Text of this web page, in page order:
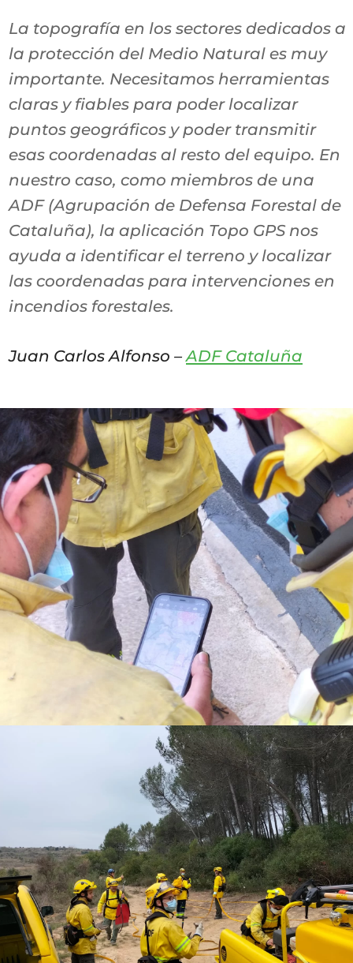
La topografía en los sectores dedicados a
la protección del Medio Natural es muy
importante. Necesitamos herramientas
claras y fiables para poder localizar
puntos geográficos y poder transmitir
esas coordenadas al resto del equipo. En
nuestro caso, como miembros de una
ADF (Agrupación de Defensa Forestal de
Cataluña), la aplicación Topo GPS nos
ayuda a identificar el terreno y localizar
las coordenadas para intervenciones en
incendios forestales.
Juan Carlos Alfonso –ADF Cataluña